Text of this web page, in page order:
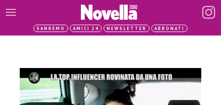
SANREMO AMICI 24 NEWSLETTER ABBONATI